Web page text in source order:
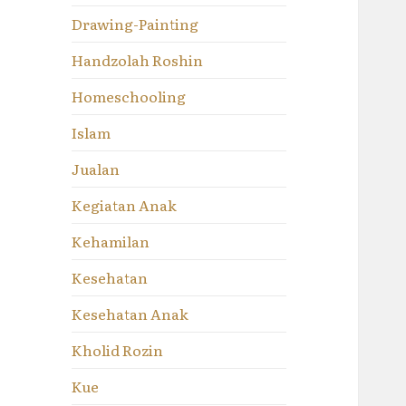
Drawing-Painting
Handzolah Roshin
Homeschooling
Islam
Jualan
Kegiatan Anak
Kehamilan
Kesehatan
Kesehatan Anak
Kholid Rozin
Kue